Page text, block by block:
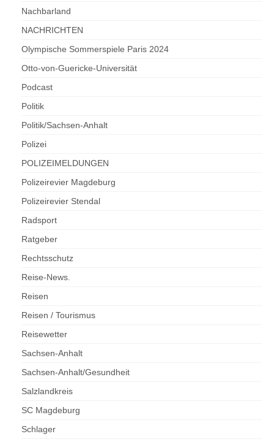
Nachbarland
NACHRICHTEN
Olympische Sommerspiele Paris 2024
Otto-von-Guericke-Universität
Podcast
Politik
Politik/Sachsen-Anhalt
Polizei
POLIZEIMELDUNGEN
Polizeirevier Magdeburg
Polizeirevier Stendal
Radsport
Ratgeber
Rechtsschutz
Reise-News.
Reisen
Reisen / Tourismus
Reisewetter
Sachsen-Anhalt
Sachsen-Anhalt/Gesundheit
Salzlandkreis
SC Magdeburg
Schlager